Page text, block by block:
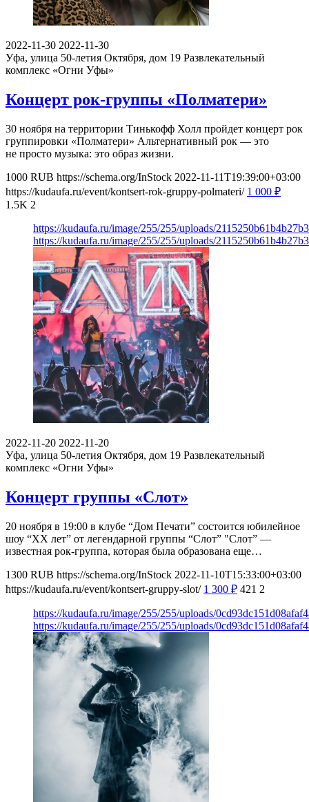
2022-11-30 2022-11-30
Уфа, улица 50-летия Октября, дом 19 Развлекательный
комплекс «Огни Уфы»
Концерт рок-группы «Полматери»
30 ноября на территории Тинькофф Холл пройдет концерт рок
группировки «Полматери» Альтернативный рок — это
не просто музыка: это образ жизни.
1000 RUB https://schema.org/InStock 2022-11-11T19:39:00+03:00
https://kudaufa.ru/event/kontsert-rok-gruppy-polmateri/ 1 000 ₽
1.5K 2
https://kudaufa.ru/image/255/255/uploads/
https://kudaufa.ru/image/255/255/uploads/
2022-11-20 2022-11-20
Уфа, улица 50-летия Октября, дом 19 Развлекательный
комплекс «Огни Уфы»
Концерт группы «Слот»
20 ноября в 19:00 в клубе “Дом Печати” состоится юбилейное
шоу “ХХ лет” от легендарной группы “Слот” "Слот” —
известная рок-группа, которая была образована еще…
1300 RUB https://schema.org/InStock 2022-11-10T15:33:00+03:00
https://kudaufa.ru/event/kontsert-gruppy-slot/ 1 300 ₽ 421 2
https://kudaufa.ru/image/255/255/uploads/
https://kudaufa.ru/image/255/255/uploads/